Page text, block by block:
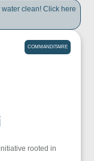
clean! Click here
COMMANDITAIRE
rooted in